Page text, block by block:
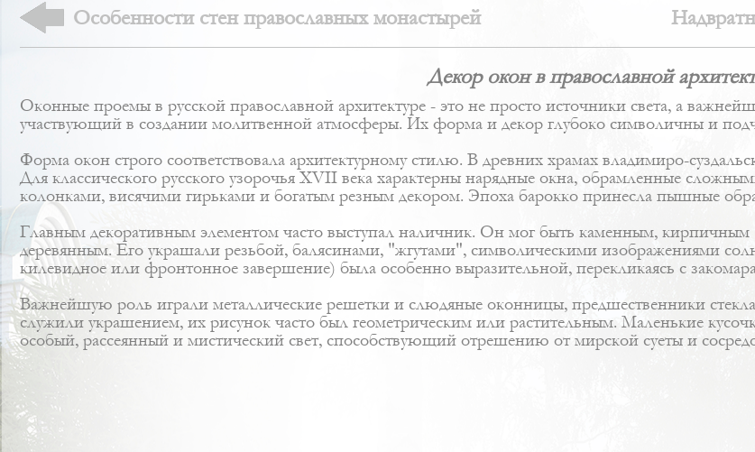
Особенности стен православных монастырей
Декор окон в православной
Оконные проемы в русской православной архитектуре - это не просто источники света, а
участвующий в создании молитвенной атмосферы. Их форма и декор глубоко символичны и
Форма окон строго соответствовала архитектурному стилю. В древних храмах владимиро-
Для классического русского узорочья XVII века характерны нарядные окна, обрамленные
колонками, висячими гирьками и богатым резным декором. Эпоха барокко принесла пышные
Главным декоративным элементом часто выступал наличник. Он мог быть каменным,
деревянным. Его украшали резьбой, балясинами, "жгутами", символическими изображениями
килевидное или фронтонное завершение) была особенно выразительной, перекликаясь с
Важнейшую роль играли металлические решетки и слюдяные оконницы, предшественники
служили украшением, их рисунок часто был геометрическим или растительным. Маленькие
особый, рассеянный и мистический свет, способствующий отрешению от мирской суеты и